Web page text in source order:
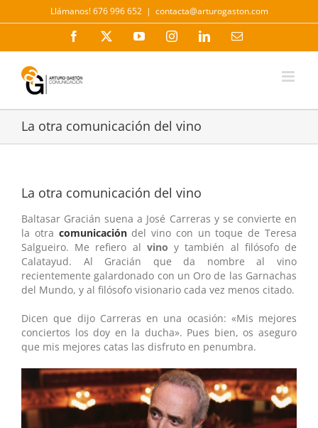
al
Llámanos! 676 996 652 | contacta@arturogaston.com
Facebook YouTubeInstagramLinkedInCorreo
La otra comunicación del vino
La otra comunicación del vino
Baltasar Gracián suena a José Carreras y se convierte en
la otra comunicación del vino con un toque de Teresa
Salgueiro. Me refiero al vino y también al filósofo de
Calatayud. Al Gracián que da nombre al vino
recientemente galardonado con un Oro de las Garnachas
del Mundo, y al filósofo visionario cada vez menos citado.
Dicen que dijo Carreras en una ocasión: «Mis mejores
conciertos los doy en la ducha». Pues bien, os aseguro
que mis mejores catas las disfruto en penumbra.